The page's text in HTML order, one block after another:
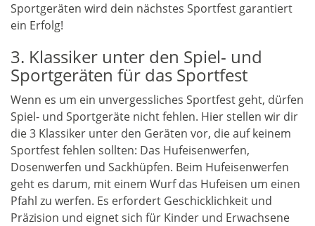
Sportgeräten wird dein nächstes Sportfest garantiert
ein Erfolg!
3. Klassiker unter den Spiel- und
Sportgeräten für das Sportfest
Wenn es um ein unvergessliches Sportfest geht, dürfen
Spiel- und Sportgeräte nicht fehlen. Hier stellen wir dir
die 3 Klassiker unter den Geräten vor, die auf keinem
Sportfest fehlen sollten: Das Hufeisenwerfen,
Dosenwerfen und Sackhüpfen. Beim Hufeisenwerfen
geht es darum, mit einem Wurf das Hufeisen um einen
Pfahl zu werfen. Es erfordert Geschicklichkeit und
Präzision und eignet sich für Kinder und Erwachsene